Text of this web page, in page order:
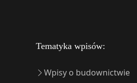
Tematyka wpisów:
Wpisy o budownictwie